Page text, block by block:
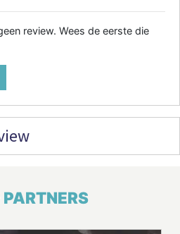
review. Wees de eerste die
PARTNERS